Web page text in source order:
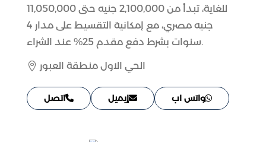
للغاية، تبدأ من 2,100,000 جنيه حتى 11,050,000
جنيه مصري، مع إمكانية التقسيط على مدار 4
سنوات بشرط دفع مقدم 25% عند الشراء.
 الحي الاول منطقة العبور
اتصل إيميل واتس اب